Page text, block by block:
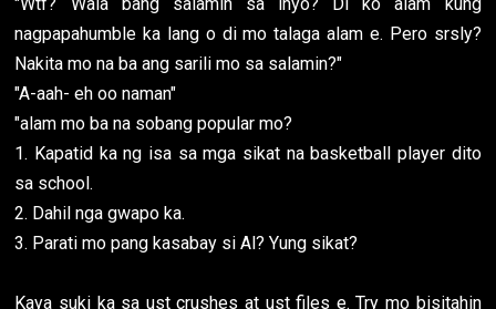
"Wtf? Wala bang salamin sa inyo? Di ko alam kung
nagpapahumble ka lang o di mo talaga alam e. Pero srsly?
Nakita mo na ba ang sarili mo sa salamin?"
"A-aah- eh oo naman"
"alam mo ba na sobang popular mo?
1. Kapatid ka ng isa sa mga sikat na basketball player dito
sa school.
2. Dahil nga gwapo ka.
3. Parati mo pang kasabay si Al? Yung sikat?
Kaya suki ka sa ust crushes at ust files e. Try mo bisitahin